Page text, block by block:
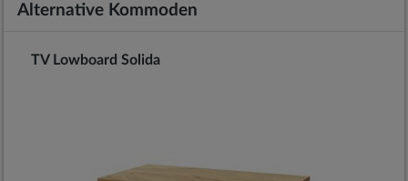
Alternative Kommoden
TV Lowboard Solida